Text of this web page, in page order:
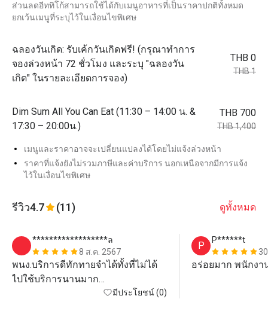
ส่วนลดอีททิโก้สามารถใช้ได้กับเมนูอาหารที่เป็นราคาปกติทั้งหมด
ยกเว้นเมนูที่ระบุไว้ในเงื่อนไขพิเศษ
ฉลองวันเกิด: รับเค้กวันเกิดฟรี! (กรุณาทำการ
จองล่วงหน้า 72 ชั่วโมง และระบุ "ฉลองวัน
เกิด" ในรายละเอียดการจอง)
THB 0
THB 1
Dim Sum All You Can Eat (11:30 – 14:00 น. &
17:30 – 20:00น.)
THB 700
THB 1,400
เมนูและราคาอาจจะเปลี่ยนแปลงได้โดยไม่แจ้งล่วงหน้า
ราคาที่แจ้งยังไม่รวมภาษีและค่าบริการ นอกเหนือจากมีการแจ้ง
ไว้ในเงื่อนไขพิเศษ
รีวิว4.7 (11) ดูทั้งหมด
******************ล
8 ส.ค. 2567
พนง.บริการดีทักทายจำได้ทั้งที่ไม่ได้
ไปใช้บริการนานมาก
มีประโยชน์ (0)
P
P******t
อร่อยมาก พนักงา